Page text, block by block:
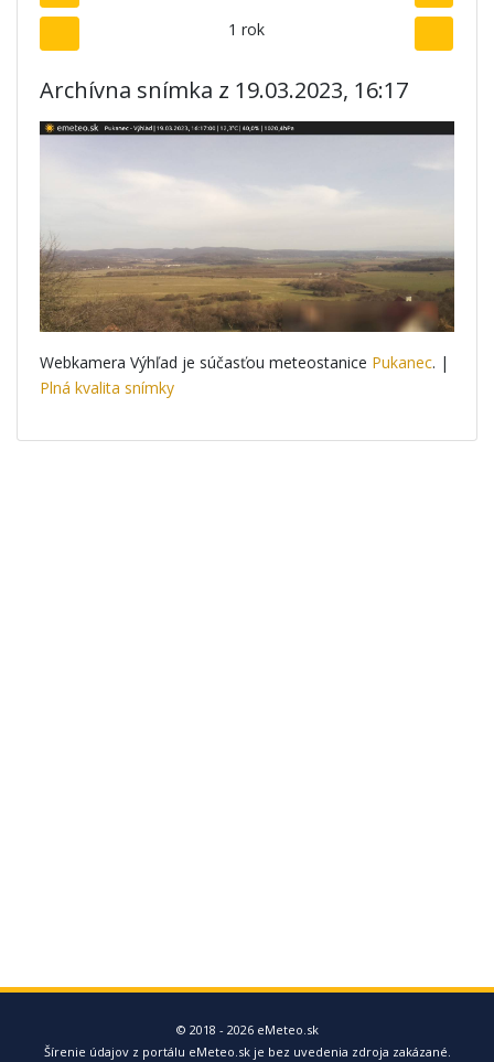
1 rok
Archívna snímka z 19.03.2023, 16:17
Webkamera Výhľad je súčasťou meteostanice Pukanec. |
Plná kvalita snímky
© 2018 - 2026 eMeteo.sk
Šírenie údajov z portálu eMeteo.sk je bez uvedenia zdroja zakázané.